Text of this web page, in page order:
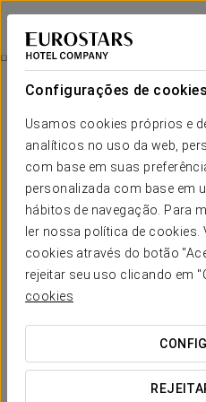
Configurações de cookies
Usamos cookies próprios e
analíticos no uso da web,
com base em suas
personalizada com base em
hábitos de navegação. Para
ler nossa política de
cookies através do botão
rejeitar seu uso clicando em
cookies
Crisol Quindós
LEÃO
Descubra León